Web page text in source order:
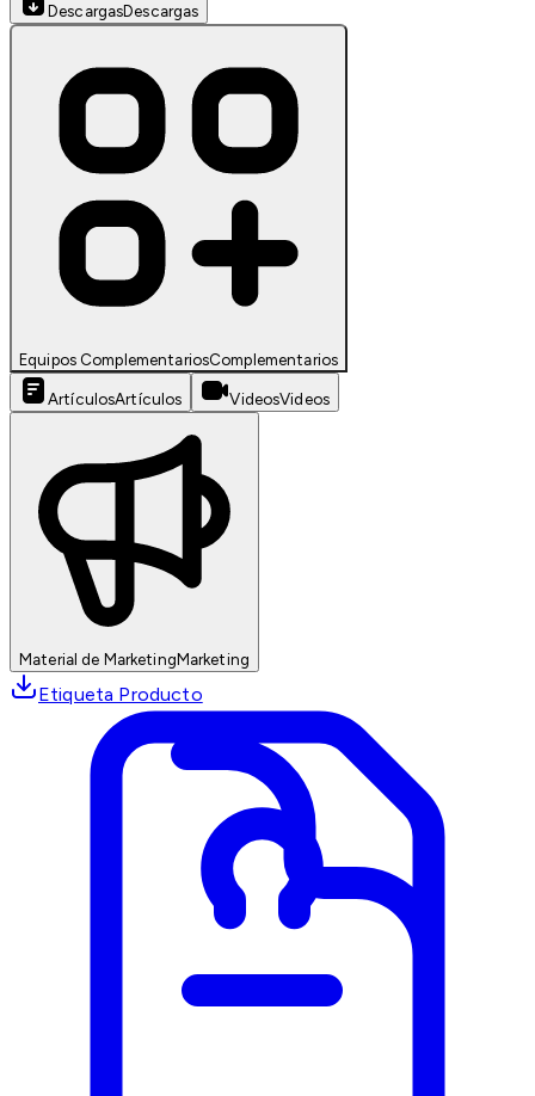
DescargasDescargas
Equipos ComplementariosComplementarios
ArtículosArtículos VideosVideos
Material de MarketingMarketing
Etiqueta Producto